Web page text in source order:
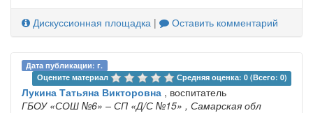
Дискуссионная площадка | Оставить комментарий
Дата публикации: г.
Оцените материал
Средняя оценка: 0 (Всего: 0)
Лукина Татьяна Викторовна , воспитатель
ГБОУ «СОШ №6» – СП «‎Д/С №15» , Самарская обл